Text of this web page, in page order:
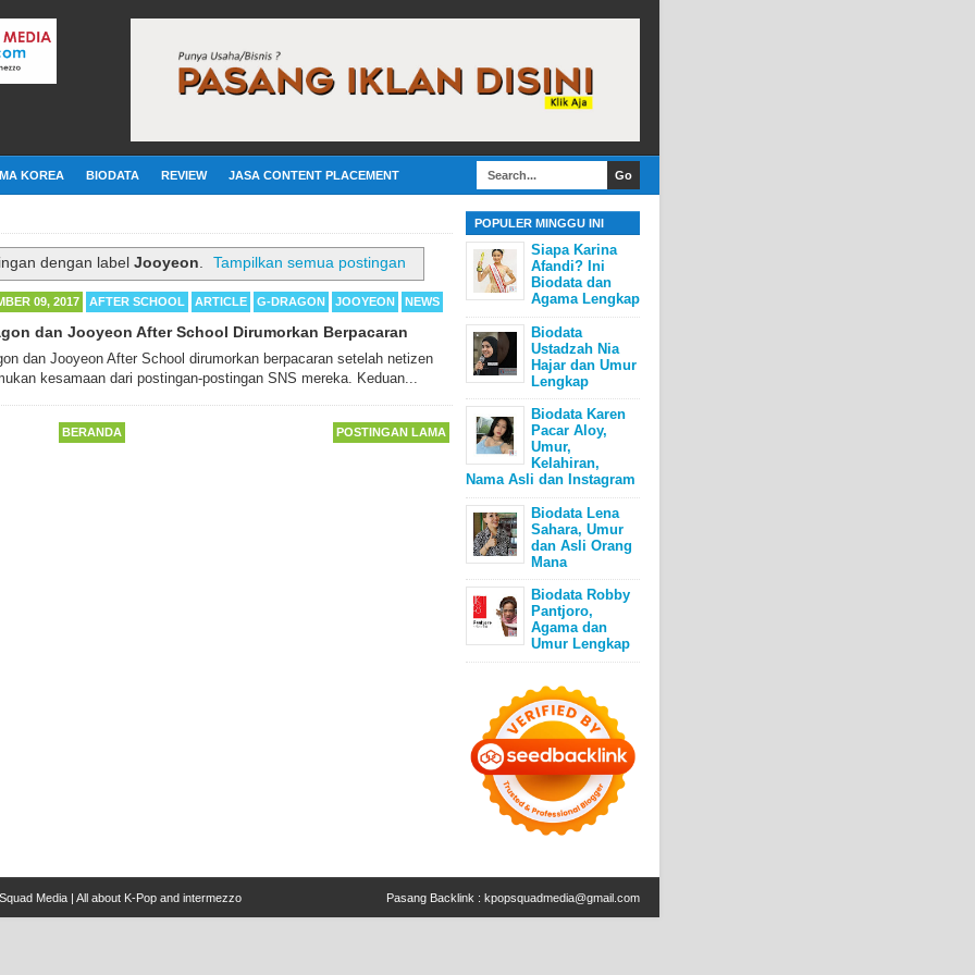
KOREA BIODATA REVIEW JASA CONTENT PLACEMENT
dengan label Jooyeon. Tampilkan semua postingan
09, 2017 AFTER SCHOOL ARTICLE G-DRAGON JOOYEON NEWS
dan Jooyeon After School Dirumorkan Berpacaran
dan Jooyeon After School dirumorkan berpacaran setelah netizen
kesamaan dari postingan-postingan SNS mereka. Keduan...
POSTINGAN LAMA
BERANDA
POPULER MINGGU INI
Siapa Karina
Afandi? Ini
Biodata dan
Agama Lengkap
Biodata
Ustadzah Nia
Hajar dan Umur
Lengkap
Biodata Karen
Pacar Aloy,
Umur,
Kelahiran,
Nama Asli dan Instagram
Biodata Lena
Sahara, Umur
dan Asli Orang
Mana
Biodata Robby
Pantjoro,
Agama dan
Umur Lengkap
Media | All about K-Pop and intermezzo Pasang Backlink : kpopsquadmedia@gmail.com